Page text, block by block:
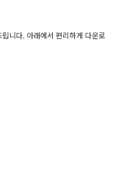
니다. 아래에서 편리하게 다운로